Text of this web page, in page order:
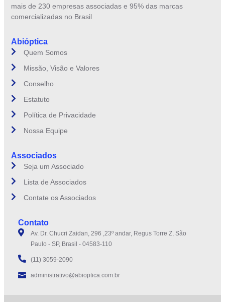
mais de 230 empresas associadas e 95% das marcas
comercializadas no Brasil
Abióptica
Quem Somos
Missão, Visão e Valores
Conselho
Estatuto
Política de Privacidade
Nossa Equipe
Associados
Seja um Associado
Lista de Associados
Contate os Associados
Contato
Av. Dr. Chucri Zaidan, 296 ,23º andar, Regus Torre Z, São
Paulo - SP, Brasil - 04583-110
(11) 3059-2090
administrativo@abioptica.com.br